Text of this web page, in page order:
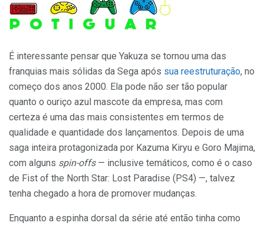
É interessante pensar que Yakuza se tornou uma das
franquias mais sólidas da Sega após sua reestruturação, no
começo dos anos 2000. Ela pode não ser tão popular
quanto o ouriço azul mascote da empresa, mas com
certeza é uma das mais consistentes em termos de
qualidade e quantidade dos lançamentos. Depois de uma
saga inteira protagonizada por Kazuma Kiryu e Goro Majima,
com alguns spin-offs— inclusive temáticos, como é o caso
de Fist of the North Star: Lost Paradise (PS4) —, talvez
tenha chegado a hora de promover mudanças.
Enquanto a espinha dorsal da série até então tinha como